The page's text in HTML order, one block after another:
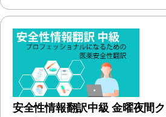
安全性情報翻訳中級 金曜夜間